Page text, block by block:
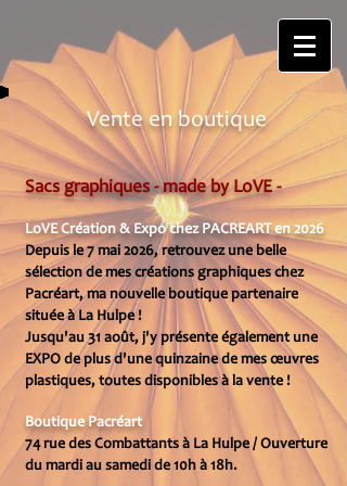
Vente en boutique
Sacs graphiques - made by LoVE -
LoVE Création & Expo chez PACREART en 2026
Depuis le 7 mai 2026, retrouvez une belle
sélection de mes créations graphiques chez
Pacréart, ma nouvelle boutique partenaire
située à La Hulpe !
Jusqu'au 31 août, j'y présente également une
EXPO de plus d'une quinzaine de mes œuvres
plastiques, toutes disponibles à la vente !
Boutique Pacréart
74 rue des Combattants à La Hulpe / Ouverture
du mardi au samedi de 10h à 18h.